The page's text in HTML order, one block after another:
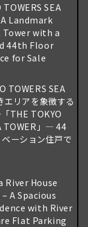
SEA
Landmark
with a
44th Floor
for Sale
TOWERS SEA
エリアを象徴する
THE TOKYO
TOWER」― 44
ーション住戸で
River House
A Spacious
with River
Flat Parking